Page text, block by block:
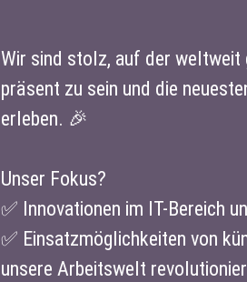
Wir sind stolz, auf der weltweit
präsent zu sein und die
erleben. 🎉
Unser Fokus?
✅ Innovationen im IT-Bereich
✅ Einsatzmöglichkeiten von
unsere Arbeitswelt